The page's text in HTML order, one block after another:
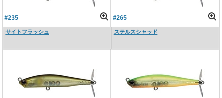
#235
サイトフラッシュ
#265
ステルスシャッド